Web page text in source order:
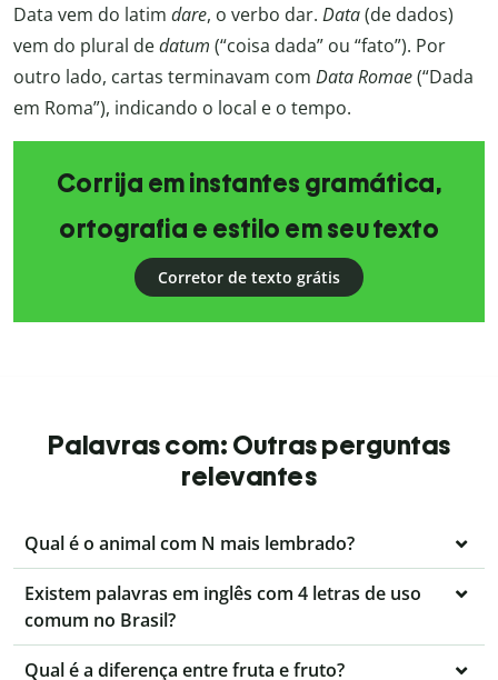
Data vem do latim dare, o verbo dar. Data(de dados)
vem do plural dedatum (“coisa dada” ou “fato”). Por
outro lado, cartas terminavam com Data Romae(“Dada
em Roma”), indicando o local e o tempo.
Corrija em instantes gramática,
ortografia e estilo em seu texto
Corretor de texto grátis
Palavras com: Outras perguntas
relevantes
Qual é o animal com N mais lembrado?
Existem palavras em inglês com 4 letras de uso
comum no Brasil?
Qual é a diferença entre fruta e fruto?